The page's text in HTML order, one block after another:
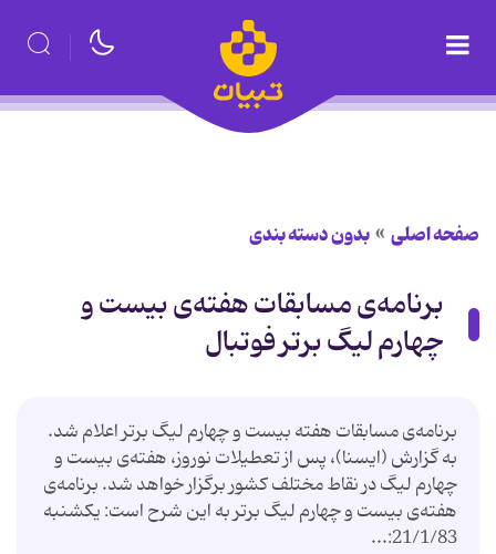
صفحه اصلی بدون دسته بندی
برنامه‌ی مسابقات هفته‌ی بیست و
چهارم لیگ برتر فوتبال
برنامه‌ی مسابقات هفته بیست و چهارم لیگ برتر اعلام شد.
به گزارش (ایسنا)، پس از تعطیلات نوروز، هفته‌ی بیست و
چهارم لیگ در نقاط مختلف كشور برگزار خواهد شد. برنامه‌ی
هفته‌ی بیست و چهارم لیگ برتر به این شرح است: یكشنبه
‌21/1/83:...